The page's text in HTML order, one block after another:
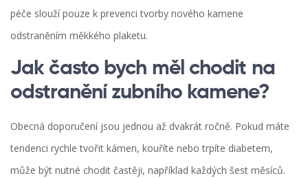
péče slouží pouze k prevenci tvorby nového kamene
odstraněním měkkého plaketu.
Jak často bych měl chodit na
odstranění zubního kamene?
Obecná doporučení jsou jednou až dvakrát ročně. Pokud máte
tendenci rychle tvořit kámen, kouříte nebo trpíte diabetem,
může být nutné chodit častěji, například každých šest měsíců.